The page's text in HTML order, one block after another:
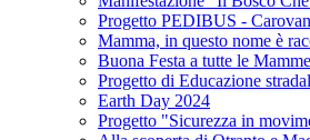
Progetto PEDIBUS -
Mamma, in questo nome è
Buona Festa a tutte le
Progetto di Educazione
Earth Day 2024
Progetto "Sicurezza in